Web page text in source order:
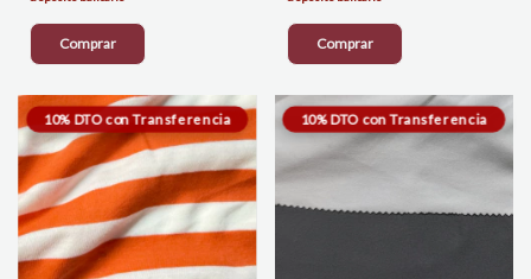
Comprar Comprar